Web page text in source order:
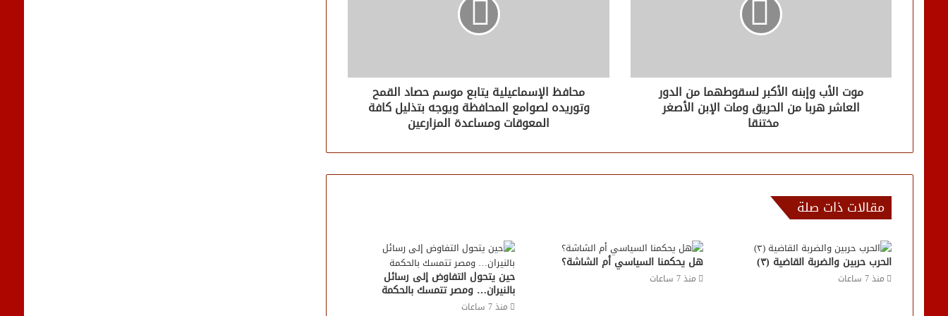
موت الأب وإبنه الأكبر لسقوطهما من الدور
العاشر هربا من الحريق ومات الإبن الأصغر
مختنقا
محافظ الإسماعيلية يتابع موسم حصاد القمح
وتوريده لصوامع المحافظة ويوجه بتذليل كافة
المعوقات ومساعدة المزارعين
مقالات ذات صلة
الحرب حربين والضربة القاضية (٣)
منذ 7 ساعات
هل يحكمنا السياسي أم الشاشة؟
منذ 7 ساعات حين يتحول التفاوض إلى رسائل
بالنيران… ومصر تتمسك بالحكمة
منذ 7 ساعات